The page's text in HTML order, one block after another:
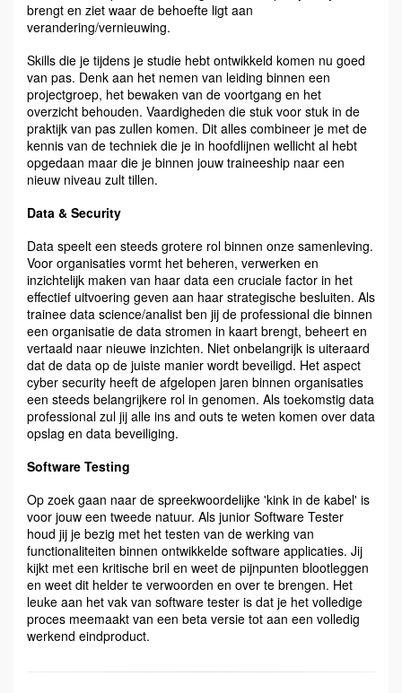
brengt en ziet waar de behoefte ligt aan
verandering/vernieuwing.
Skills die je tijdens je studie hebt ontwikkeld komen nu goed
van pas. Denk aan het nemen van leiding binnen een
projectgroep, het bewaken van de voortgang en het
overzicht behouden. Vaardigheden die stuk voor stuk in de
praktijk van pas zullen komen. Dit alles combineer je met de
kennis van de techniek die je in hoofdlijnen wellicht al hebt
opgedaan maar die je binnen jouw traineeship naar een
nieuw niveau zult tillen.
Data & Security
Data speelt een steeds grotere rol binnen onze samenleving.
Voor organisaties vormt het beheren, verwerken en
inzichtelijk maken van haar data een cruciale factor in het
effectief uitvoering geven aan haar strategische besluiten. Als
trainee data science/analist ben jij de professional die binnen
een organisatie de data stromen in kaart brengt, beheert en
vertaald naar nieuwe inzichten. Niet onbelangrijk is uiteraard
dat de data op de juiste manier wordt beveiligd. Het aspect
cyber security heeft de afgelopen jaren binnen organisaties
een steeds belangrijkere rol in genomen. Als toekomstig data
professional zul jij alle ins and outs te weten komen over data
opslag en data beveiliging.
Software Testing
Op zoek gaan naar de spreekwoordelijke 'kink in de kabel' is
voor jouw een tweede natuur. Als junior Software Tester
houd jij je bezig met het testen van de werking van
functionaliteiten binnen ontwikkelde software applicaties. Jij
kijkt met een kritische bril en weet de pijnpunten blootleggen
en weet dit helder te verwoorden en over te brengen. Het
leuke aan het vak van software tester is dat je het volledige
proces meemaakt van een beta versie tot aan een volledig
werkend eindproduct.